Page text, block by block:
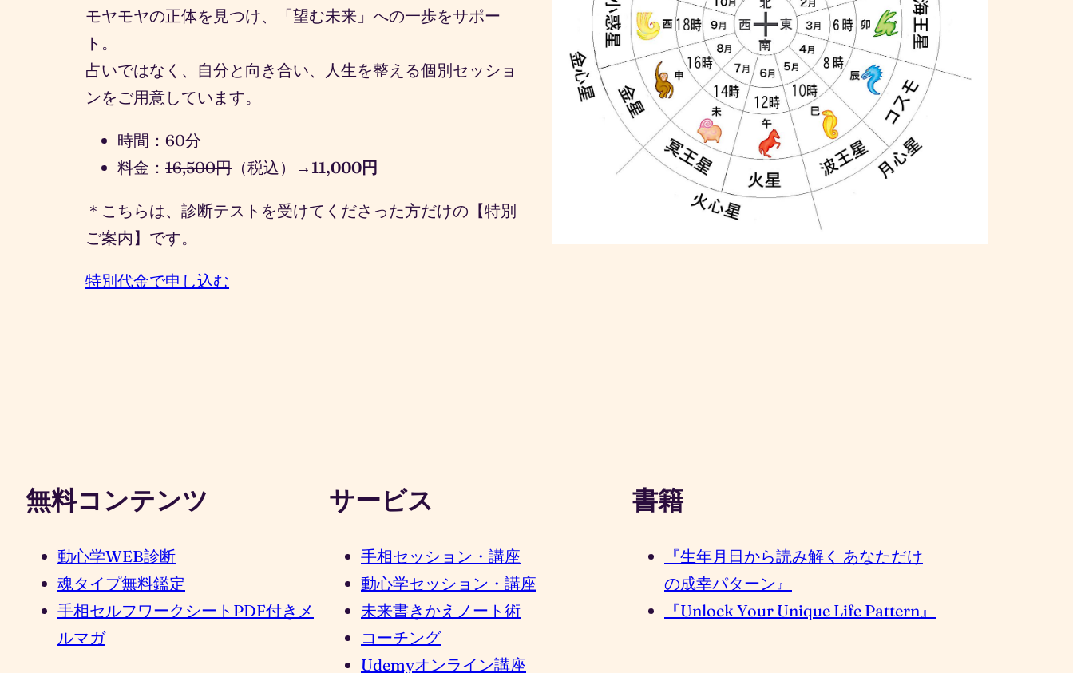
モヤモヤの正体を見つけ、「望む未来」への一歩をサポー
ト。
占いではなく、自分と向き合い、人生を整える個別セッショ
ンをご用意しています。
時間：60分
料金： 16,500円 （税込） →11,000円
＊こちらは、診断テストを受けてくださった方だけの【特別
ご案内】です。
特別代金で申し込む
無料コンテンツ
動心学WEB診断
魂タイプ無料鑑定
手相セルフワークシートPDF付きメ
ルマガ
サービス
手相セッション・講座
動心学セッション・講座
未来書きかえノート術
コーチング
Udemyオンライン講座
書籍
『生年月日から読み解く あなただけ
の成幸パターン』
『Unlock Your Unique Life Pattern』